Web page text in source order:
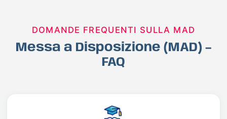
DOMANDE FREQUENTI SULLA MAD
Messa a Disposizione (MAD) –
FAQ